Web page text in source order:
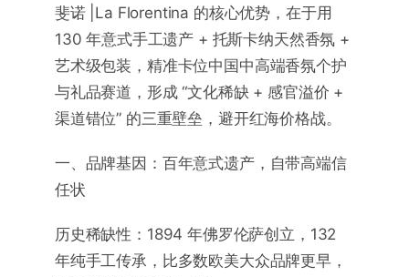
斐诺 |La Florentina 的核心优势，在于用
130 年意式手工遗产 + 托斯卡纳天然香氛 +
艺术级包装，精准卡位中国中高端香氛个护
与礼品赛道，形成 “文化稀缺 + 感官溢价 +
渠道错位” 的三重壁垒，避开红海价格战。
一、品牌基因：百年意式遗产，自带高端信
任状
历史稀缺性：1894 年佛罗伦萨创立，132
年纯手工传承，比多数欧美大众品牌更早，